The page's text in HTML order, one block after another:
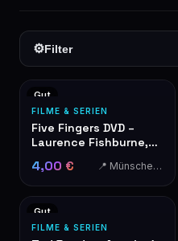
⚙Filter
Gut
FILME & SERIEN
Five Fingers DVD –
Laurence Fishburne,
4,00 € 📍 Münschecker
Gut
FILME & SERIEN